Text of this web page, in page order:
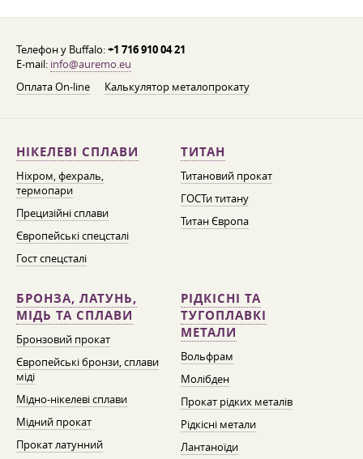
Телефон у Buffalo:+1 716 910 04 21
E-mail: info@auremo.eu
Оплата On-line
Калькулятор металопрокату
НІКЕЛЕВІ СПЛАВИ
Ніхром, фехраль,
термопари
Прецизійні сплави
Європейські спецсталі
Гост спецсталі
ТИТАН
Титановий прокат
ГОСТи титану
Титан Європа
БРОНЗА, ЛАТУНЬ,
МІДЬ ТА СПЛАВИ
Бронзовий прокат
Європейські бронзи, сплави
міді
Мідно-нікелеві сплави
Мідний прокат
Прокат латунний
РІДКІСНІ ТА
ТУГОПЛАВКІ
МЕТАЛИ
Вольфрам
Молібден
Прокат рідких металів
Рідкісні метали
Лантаноїди